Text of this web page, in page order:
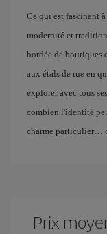
Ce qui est fascinant
modernité et
bordée de boutiques
aux étals de rue en
explorer avec tous
combien l'identité
charme particulier…
Prix